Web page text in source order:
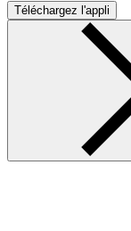
Téléchargez l'appli